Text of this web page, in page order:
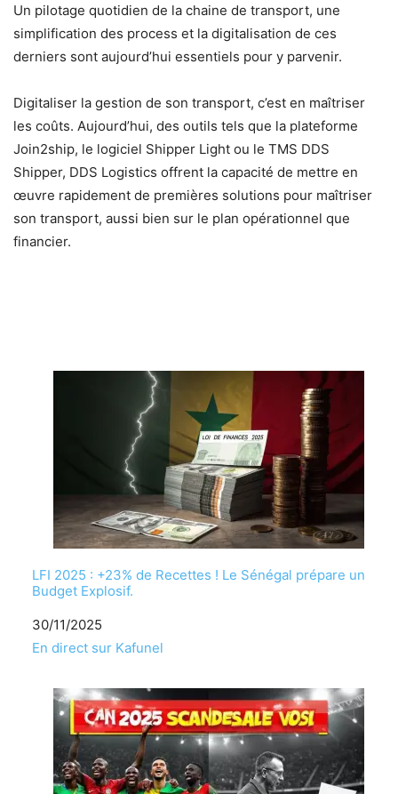
Un pilotage quotidien de la chaine de transport, une
simplification des process et la digitalisation de ces
derniers sont aujourd’hui essentiels pour y parvenir.
Digitaliser la gestion de son transport, c’est en maîtriser
les coûts. Aujourd’hui, des outils tels que la plateforme
Join2ship, le logiciel Shipper Light ou le TMS DDS
Shipper, DDS Logistics offrent la capacité de mettre en
œuvre rapidement de premières solutions pour maîtriser
son transport, aussi bien sur le plan opérationnel que
financier.
LFI 2025 : +23% de Recettes ! Le Sénégal prépare un
Budget Explosif.
Date
30/11/2025
Par rapport à
En direct sur Kafunel